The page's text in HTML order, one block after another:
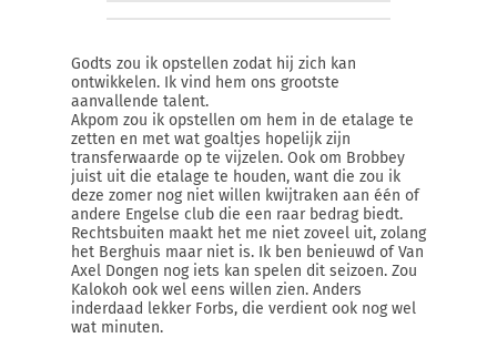
Godts zou ik opstellen zodat hij zich kan
ontwikkelen. Ik vind hem ons grootste
aanvallende talent.
Akpom zou ik opstellen om hem in de etalage te
zetten en met wat goaltjes hopelijk zijn
transferwaarde op te vijzelen. Ook om Brobbey
juist uit die etalage te houden, want die zou ik
deze zomer nog niet willen kwijtraken aan één of
andere Engelse club die een raar bedrag biedt.
Rechtsbuiten maakt het me niet zoveel uit, zolang
het Berghuis maar niet is. Ik ben benieuwd of Van
Axel Dongen nog iets kan spelen dit seizoen. Zou
Kalokoh ook wel eens willen zien. Anders
inderdaad lekker Forbs, die verdient ook nog wel
wat minuten.